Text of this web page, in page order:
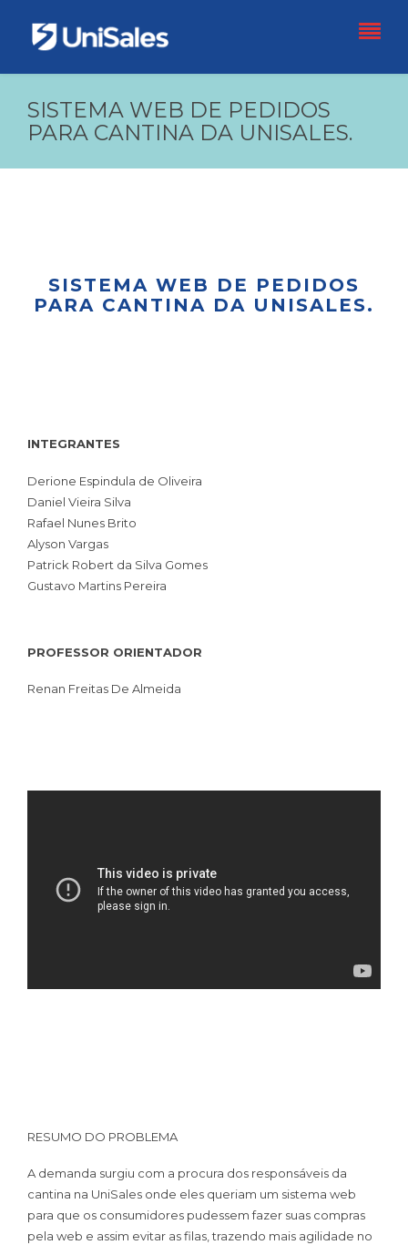
SISTEMA WEB DE PEDIDOS
PARA CANTINA DA UNISALES.
SISTEMA WEB DE PEDIDOS
PARA CANTINA DA UNISALES.
INTEGRANTES
Derione Espindula de Oliveira
Daniel Vieira Silva
Rafael Nunes Brito
Alyson Vargas
Patrick Robert da Silva Gomes
Gustavo Martins Pereira
PROFESSOR ORIENTADOR
Renan Freitas De Almeida
RESUMO DO PROBLEMA
A demanda surgiu com a procura dos responsáveis da
cantina na UniSales onde eles queriam um sistema web
para que os consumidores pudessem fazer suas compras
pela web e assim evitar as filas, trazendo mais agilidade no